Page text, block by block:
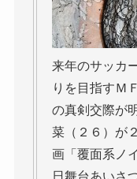
来年のサッカ
りを目指すＭ
の真剣交際が
菜（２６）が
画「覆面系ノ
日舞台あいさ